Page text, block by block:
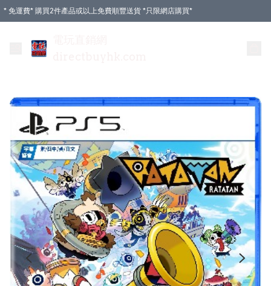
* 免運費* 購買2件產品或以上免費順豐送貨 *只限網店購買*